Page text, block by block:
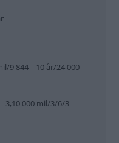
9 844 10 år/24 000
000 mil/3/6/3